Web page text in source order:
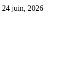
24 juin, 2026